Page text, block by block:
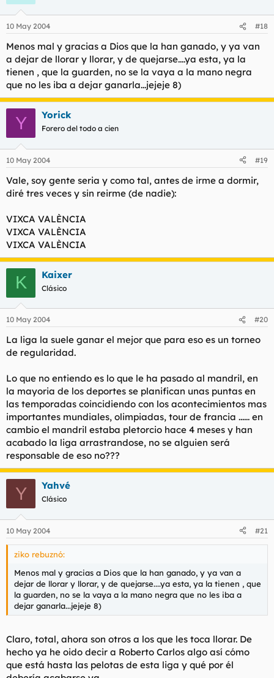
10 May 2004 #18
Menos mal y gracias a Dios que la han ganado, y ya van
a dejar de llorar y llorar, y de quejarse....ya esta, ya la
tienen , que la guarden, no se la vaya a la mano negra
que no les iba a dejar ganarla...jejeje 8)
Y Yorick
Forero del todo a cien
10 May 2004 #19
Vale, soy gente seria y como tal, antes de irme a dormir,
diré tres veces y sin reirme (de nadie):
VIXCA VALÈNCIA
VIXCA VALÈNCIA
VIXCA VALÈNCIA
K Kaixer
Clásico
10 May 2004 #20
La liga la suele ganar el mejor que para eso es un torneo
de regularidad.
Lo que no entiendo es lo que le ha pasado al mandril, en
la mayoria de los deportes se planifican unas puntas en
las temporadas coincidiendo con los acontecimientos mas
importantes mundiales, olimpiadas, tour de francia ...... en
cambio el mandril estaba pletorcio hace 4 meses y han
acabado la liga arrastrandose, no se alguien será
responsable de eso no???
Y Yahvé
Clásico
10 May 2004 #21
ziko rebuznó:
Menos mal y gracias a Dios que la han ganado, y ya van a
dejar de llorar y llorar, y de quejarse....ya esta, ya la tienen , que
la guarden, no se la vaya a la mano negra que no les iba a
dejar ganarla...jejeje 8)
Claro, total, ahora son otros a los que les toca llorar. De
hecho ya he oido decir a Roberto Carlos algo así cómo
que está hasta las pelotas de esta liga y qué por él